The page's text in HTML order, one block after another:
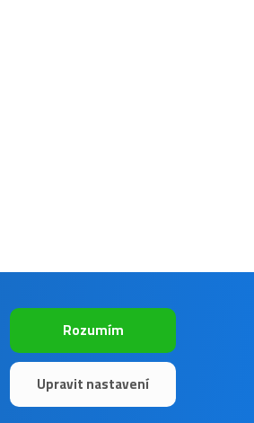
Rozumím
Upravit nastavení